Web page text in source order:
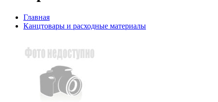
Главная
Канцтовары и расходные материалы